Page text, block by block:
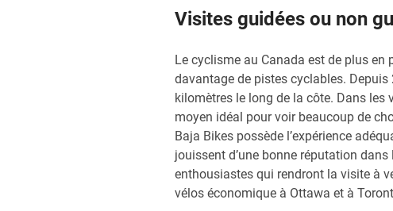
Visites guidées ou non
Le cyclisme au Canada est de plus
davantage de pistes cyclables.
kilomètres le long de la côte. Dans les
moyen idéal pour voir beaucoup de
Baja Bikes possède l’expérience
jouissent d’une bonne réputation
enthousiastes qui rendront la visite à
vélos économique à Ottawa et à